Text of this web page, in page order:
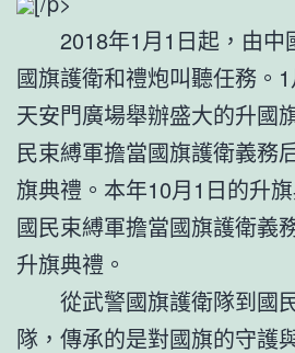
2018年1月1日起，由中
國旗護衛和禮炮叫聽任務。
天安門廣場舉辦盛大的升國
民束縛軍擔當國旗護衛義務
旗典禮。本年10月1日的升
國民束縛軍擔當國旗護衛義
升旗典禮。
從武警國旗護衛隊到國
隊，傳承的是對國旗的守護